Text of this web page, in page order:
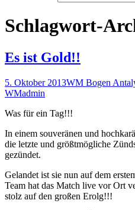
Schlagwort-
Es ist Gold!!
5. Oktober 2013WM Bogen
WMadmin
Was für ein Tag!!!
In einem souveränen und
die letzte und größtmögliche
gezündet.
Gelandet ist sie nun auf dem
Team hat das Match live vor Ort
stolz auf den großen Erolg!!!